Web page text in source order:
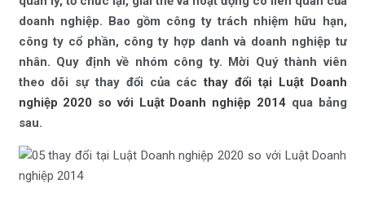
doanh nghiệp. Bao gồm công ty trách nhiệm hữu hạn,
công ty cổ phần, công ty hợp danh và doanh nghiệp tư
nhân. Quy định về nhóm công ty. Mời Quý thành viên
theo dõi sự thay đổi của cácthay đổi tại Luật Doanh
nghiệp 2020 so với Luật Doanh nghiệp 2014 qua bảng
sau.